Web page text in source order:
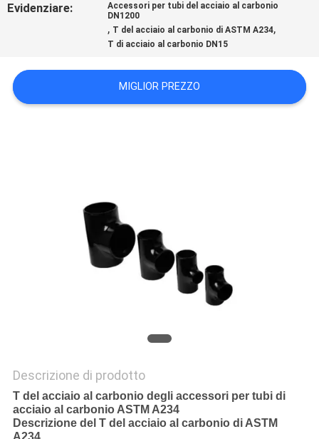
Evidenziare:
Accessori per tubi del acciaio al carbonio
DN1200
, T del acciaio al carbonio di ASTM A234,
T di acciaio al carbonio DN15
MIGLIOR PREZZO
Descrizione di prodotto
T del acciaio al carbonio degli accessori per tubi di
acciaio al carbonio ASTM A234
Descrizione del T del acciaio al carbonio di ASTM